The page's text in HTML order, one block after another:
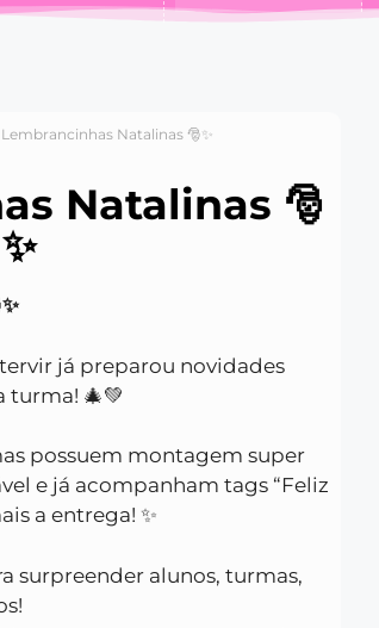
Natalinas 🎅✨
Natalinas 🎅
✨
já preparou novidades
turma! 🎄💚
possuem montagem super
e já acompanham tags “Feliz
a entrega! ✨
surpreender alunos, turmas,